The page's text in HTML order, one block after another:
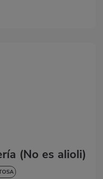
(No es alioli)